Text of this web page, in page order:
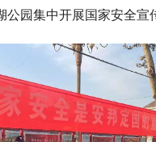
公园集中开展国家安全宣